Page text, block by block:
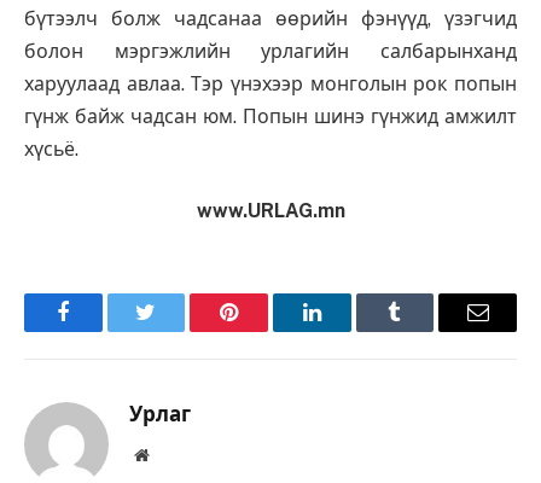
бүтээлч болж чадсанаа өөрийн фэнүүд, үзэгчид
болон мэргэжлийн урлагийн салбарынханд
харуулаад авлаа. Тэр үнэхээр монголын рок попын
гүнж байж чадсан юм. Попын шинэ гүнжид амжилт
хүсьё.
www.URLAG.mn
FacebookTwitter Pinterest LinkedInTumblr Имэйл
Урлаг
Вэбсайт